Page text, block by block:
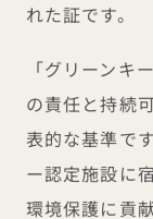
れた証です。
「グリーンキ
の責任と持続
表的な基準で
ー認定施設に
環境保護に貢